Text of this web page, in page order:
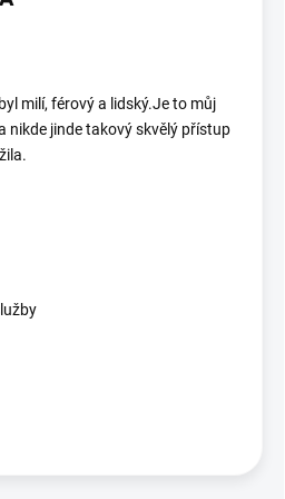
milí, férový a lidský.Je to můj
nikde jinde takový skvělý přístup